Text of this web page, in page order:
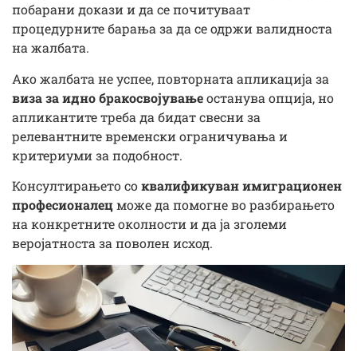
побарани докази и да се почитуваат
процедурните барања за да се одржи валидноста
на жалбата.
Ако жалбата не успее, повторната апликација за
виза за идно бракосвојувањеостанува опција, но
апликантите треба да бидат свесни за
релевантните временски ограничувања и
критериуми за подобност.
Консултирањето соквалификуван имиграционен
професионалецможе да помогне во разбирањето
на конкретните околности и да ја зголеми
веројатноста за поволен исход.